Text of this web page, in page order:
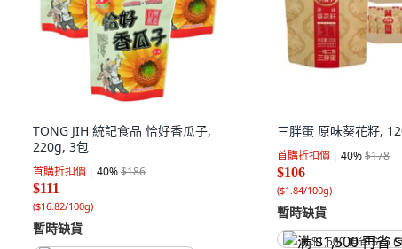
TONG JIH 統記食品 恰好香瓜子,
220g, 3包
首購折扣價 40%$186
$111
($16.82/100g)
暫時缺貨
三胖蛋 原味葵花籽,
首購折扣價 40%$178
$106
($1.84/100g)
暫時缺貨
满 $1,500 再省 $75 (